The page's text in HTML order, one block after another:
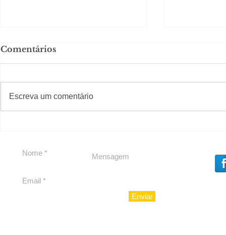
para São Paulo
Comentários
Escreva um comentário
#Sugestões
Enviar